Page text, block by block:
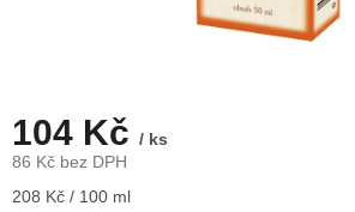
104 Kč / ks
86 Kč bez DPH
Měrná
208 Kč / 100 ml